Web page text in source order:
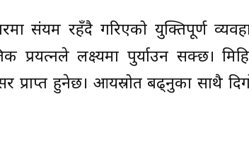
संयम रहँदै गरिएको युक्तिपूर्ण
लक्ष्यमा पुर्याउन सक्छ।
प्राप्त हुनेछ। आयस्रोत बढ्नुका साथै